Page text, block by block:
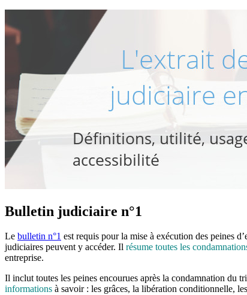
Bulletin judiciaire n°1
Le bulletin n°1 est requis pour la mise à exécution des peines
judiciaires peuvent y accéder. Il résume toutes les
entreprise.
Il inclut toutes les peines encourues après la condamnation du
informations à savoir : les grâces, la libération conditionnelle,